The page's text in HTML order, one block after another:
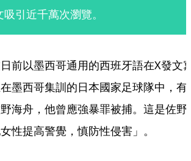
引近千萬次瀏覽。
前以墨西哥通用的西班牙語在X發文
墨西哥集訓的日本國家足球隊中，有
海舟，他曾應強暴罪被捕。這是佐野
性提高警覺，慎防性侵害」。